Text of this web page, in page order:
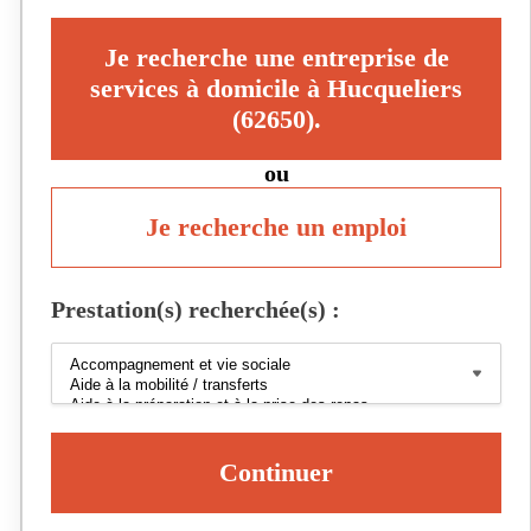
Je recherche une entreprise de
services à domicile à Hucqueliers
(62650).
ou
Je recherche un emploi
Prestation(s) recherchée(s) :
Continuer